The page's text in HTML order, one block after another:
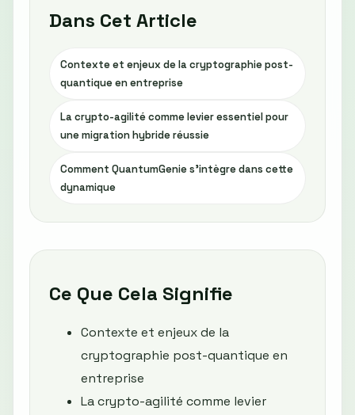
Dans Cet Article
Contexte et enjeux de la cryptographie post-
quantique en entreprise
La crypto-agilité comme levier essentiel pour
une migration hybride réussie
Comment QuantumGenie s'intègre dans cette
dynamique
Ce Que Cela Signifie
Contexte et enjeux de la
cryptographie post-quantique en
entreprise
La crypto-agilité comme levier